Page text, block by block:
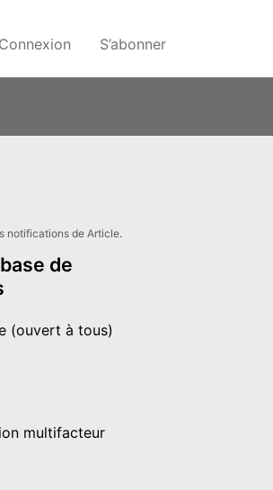
Connexion S’abonner
notifications de Article.
de
(ouvert à tous)
multifacteur